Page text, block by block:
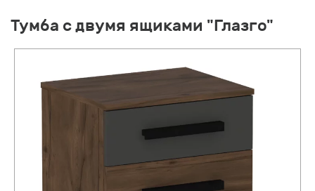
Тумба с двумя ящиками "Глазго"